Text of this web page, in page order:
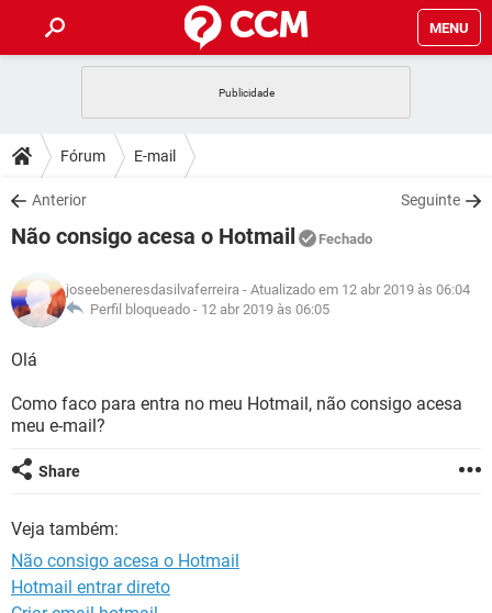
MENU
CELULAR
OUTLOOK
INSTAGRAM GMAIL
DICAS
JOGOS
INSTAGRAM GMAIL
GUIA DE COMPRAS
DOWNLOADS
JOGOS WHATSAPP
OUTLOOK EXCEL
INSTAGRAM
JOGOS WHATSAPP
CELULAR
OUTLOOK
INSTAGRAM GMAIL
GLOSSÁRIO
JOGOS
OUTLOOK
INSTAGRAM
Fórum E-mail
Anterior Seguinte
Não consigo acesa o Hotmail Fechado
joseebeneresdasilvaferreira - Atualizado em 12 abr 2019 às 06:04
Perfil bloqueado - 12 abr 2019 às 06:05
Olá
Como faco para entra no meu Hotmail, não consigo acesa
meu e-mail?
Share
Veja também:
Não consigo acesa o Hotmail
Hotmail entrar direto